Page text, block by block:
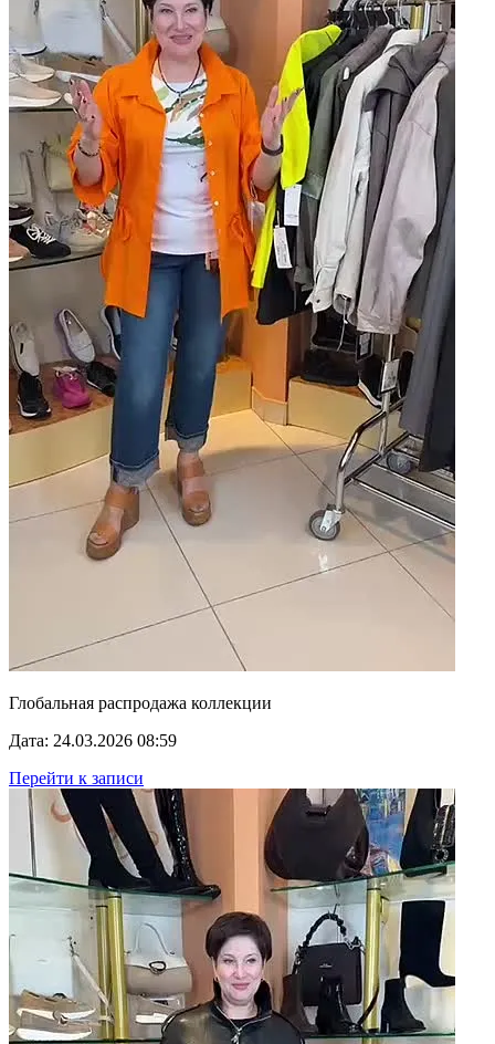
Глобальная распродажа коллекции
Дата: 24.03.2026 08:59
Перейти к записи